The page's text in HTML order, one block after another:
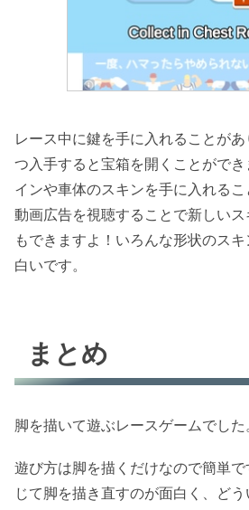
レース中に鍵を手に入れることが
つ入手すると宝箱を開くことがで
インや車体のスキンを手に入れるこ
動画広告を視聴することで新しい
もできますよ！いろんな形状のス
白いです。
まとめ
脚を描いて遊ぶレースゲームでした
遊び方は脚を描くだけなので簡単
じて脚を描き直すのが面白く、ど